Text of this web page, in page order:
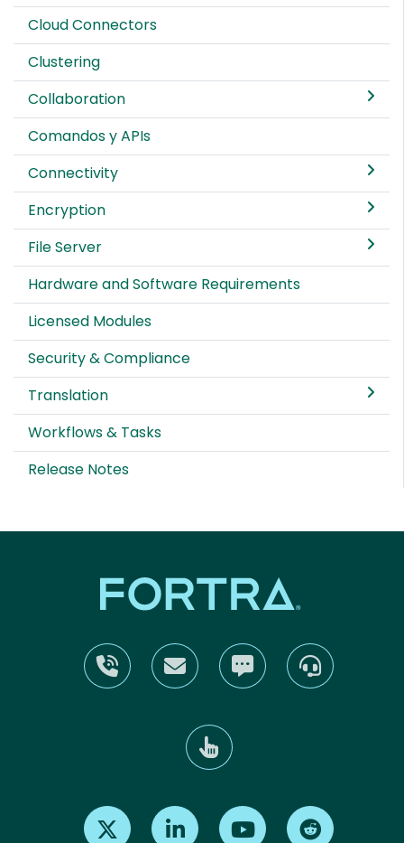
Cloud Connectors
Clustering
Collaboration
Comandos y APIs
Connectivity
Encryption
File Server
Hardware and Software Requirements
Licensed Modules
Security & Compliance
Translation
Workflows & Tasks
Release Notes
Find us on X Find us on LinkedInFind us on Youtube